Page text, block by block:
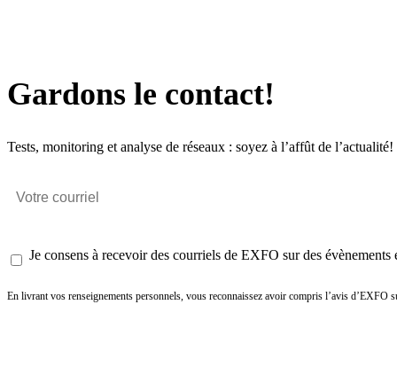
Gardons le contact!
Tests, monitoring et analyse de réseaux : soyez à l’affût de l’actualité!
Je consens à recevoir des courriels de EXFO sur des
En livrant vos renseignements personnels, vous reconnaissez avoir compris l’avis d’EXFO